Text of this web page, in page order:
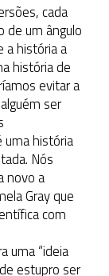
cada
de um ângulo
a história a
história de
evitar a
ser
uma história
Nós
novo a
Gray que
com
uma “ideia
estupro ser